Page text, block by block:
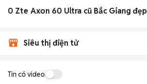
0 Zte Axon 60 Ultra cũ Bắc Giang đẹp
Siêu thị điện tử
Tin có video